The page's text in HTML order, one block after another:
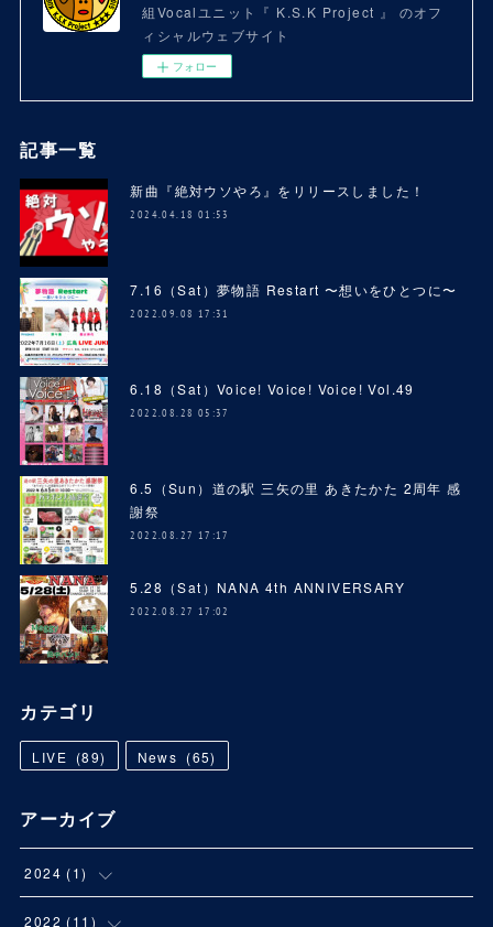
組Vocalユニット『 K.S.K Project 』 のオフ
ィシャルウェブサイト
フォロー
記事一覧
新曲『絶対ウソやろ』をリリースしました！
2024.04.18 01:53
7.16（Sat）夢物語 Restart 〜想いをひとつに〜
2022.09.08 17:31
6.18（Sat）Voice! Voice! Voice! Vol.49
2022.08.28 05:37
6.5（Sun）道の駅 三矢の里 あきたかた 2周年 感
謝祭
2022.08.27 17:17
5.28（Sat）NANA 4th ANNIVERSARY
2022.08.27 17:02
カテゴリ
LIVE (89) News (65)
アーカイブ
2024 (1)
( 1 )
2022 (11 )